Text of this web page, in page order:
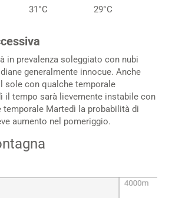
31°C
29°C
in prevalenza soleggiato con nubi
generalmente innocue. Anche
sole con qualche temporale
il tempo sarà lievemente instabile con
temporale Martedì la probabilità di
aumento nel pomeriggio.